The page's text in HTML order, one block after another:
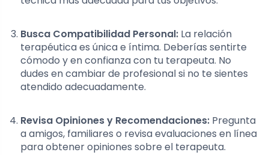
Busca Compatibilidad Personal: La relación
terapéutica es única e íntima. Deberías sentirte
cómodo y en confianza con tu terapeuta. No
dudes en cambiar de profesional si no te sientes
atendido adecuadamente.
Revisa Opiniones y Recomendaciones: Pregunta
a amigos, familiares o revisa evaluaciones en línea
para obtener opiniones sobre el terapeuta.